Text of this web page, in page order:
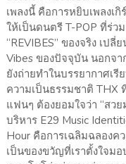
เพลงนี้ คือการหยิบเพลงเ
ให้เป็นดนตรี T-POP ที่ร่ว
“REVIBES” ของจริง เป
Vibes ของปัจจุบัน นอกจา
ยังถ่ายทำในบรรยากาศเ
ความเป็นธรรมชาติ THX
แฟนๆ ต้องยอมใจว่า “ส
บริหาร E29 Music
Hour คือการเฉลิมฉลองค
เป็นของขวัญที่เราตั้งใจม